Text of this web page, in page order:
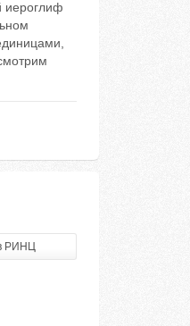
иероглиф
РИНЦ